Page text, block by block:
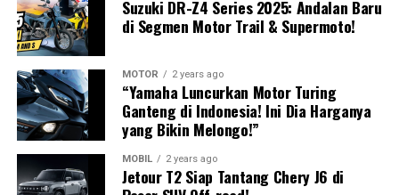
Menurutnya, tampil di kandang sendiri memang
memberikan keuntungan berupa pemahaman karakter
lintasan, racing line, titik pengereman, hingga kondisi
cuaca tropis yang sudah sangat dikenal oleh pembalap
nasional.
Namun, keuntungan tersebut tidak otomatis menjamin
Integrated Power Brake. Sistem ini membantu
memberikan tekanan pengereman secara otomatis
sebagai bentuk asistensi kepada pengemudi. Teknologi
tersebut tidak mengambil alih kendali kendaraan,
melainkan membantu mengurangi kecepatan sehingga
dampak kecelakaan dapat diminimalkan.
Keselamatan Aktif Menjadi Standar
Suzuki DR-Z4 Series 2025: Andalan Baru
di Segmen Motor Trail & Supermoto!
MOTOR 2 years ago
“Yamaha Luncurkan Motor Turing
Ganteng di Indonesia! Ini Dia Harganya
yang Bikin Melongo!”
MOBIL 2 years ago
Jetour T2 Siap Tantang Chery J6 di